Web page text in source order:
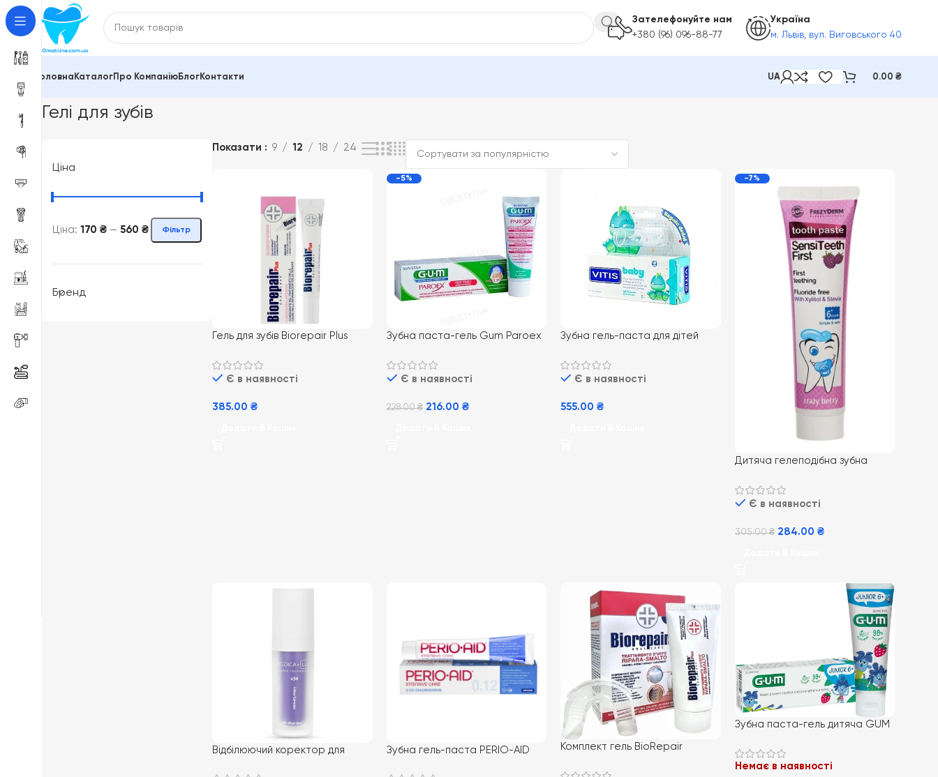
Зателефонуйте нам
+380 (96) 096-88-77
Україна
м. Львів, вул. Виговського 40
Головна КаталогПро КомпаніюБлогКонтакти UA 0.00 ₴
Гелі для зубів
Ціна
Фільтр
Ціна: 170 ₴ — 560 ₴
Бренд
Показати 9 12 18 24
Гель для зубів Biorepair Plus
Є в наявності
385.00₴
-5%
Зубна паста-гель Gum Paroex
Є в наявності
228.00₴ 216.00 ₴
Зубна гель-паста для дітей
мл + силіконовий наперсток
Є в наявності
555.00₴
-7%
Дитяча гелеподібна зубна
Sensiteeth First, від 0 до 3
років, 40мл
Є в наявності
305.00₴ 284.00 ₴
Відбілюючий коректор для
Зубна гель-паста PERIO-AID
Комплект гель BioRepair
Зубна паста-гель дитяча GUM
Немає в наявності